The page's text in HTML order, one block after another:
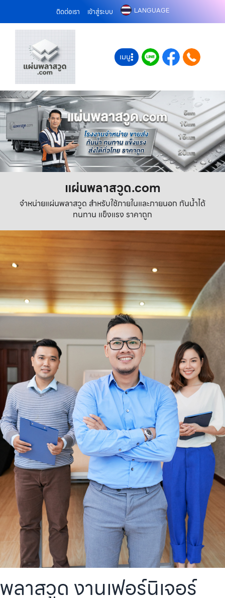
ติดต่อเรา เข้าสู่ระบบ LANGUAGE
เมนู
แผ่นพลาสวูด.com
จำหน่ายแผ่นพลาสวูด สำหรับใช้ภายในและภายนอก กันน้ำได้
ทนทาน แข็งแรง ราคาถูก
พลาสวูด งานเฟอร์นิเจอร์